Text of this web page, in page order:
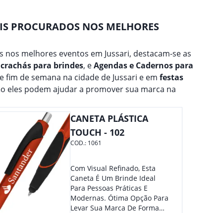
PROCURADOS NOS MELHORES
nos melhores eventos em Jussari, destacam-se as
para brindes, eAgendas e Cadernos para
de semana na cidade de Jussari e em festas
eles podem ajudar a promover sua marca na
CANETA PLÁSTICA
TOUCH - 102
COD.: 1061
Com Visual Refinado, Esta
Caneta É Um Brinde Ideal
Para Pessoas Práticas E
Modernas. Ótima Opção Para
Levar Sua Marca De Forma